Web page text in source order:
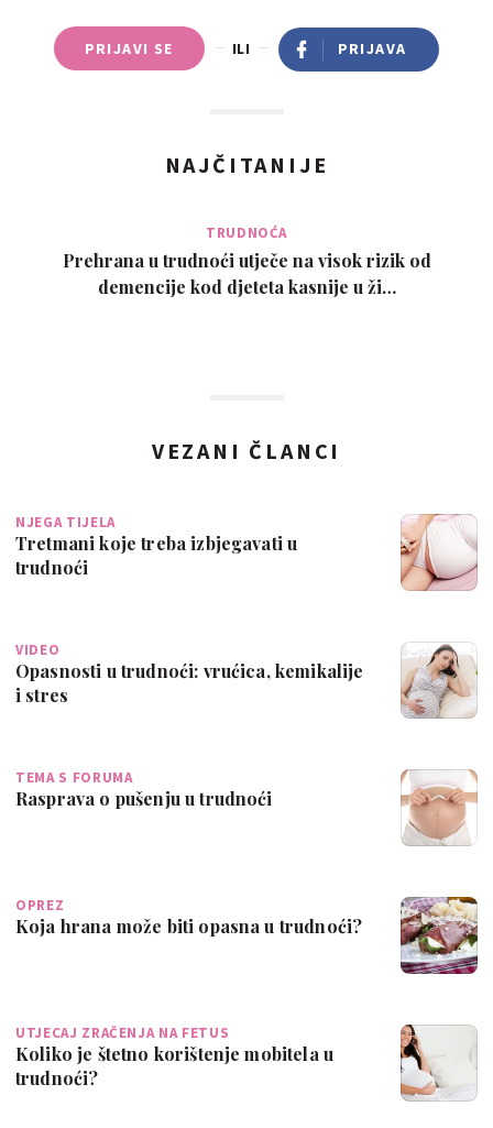
PRIJAVI SE ILI PRIJAVA
NAJČITANIJE
TRUDNOĆA
Prehrana u trudnoći utječe na visok rizik od
demencije kod djeteta kasnije u ži…
VEZANI ČLANCI
NJEGA TIJELA
Tretmani koje treba izbjegavati u
trudnoći
VIDEO
Opasnosti u trudnoći: vrućica, kemikalije
i stres
TEMA S FORUMA
Rasprava o pušenju u trudnoći
OPREZ
Koja hrana može biti opasna u trudnoći?
UTJECAJ ZRAČENJA NA FETUS
Koliko je štetno korištenje mobitela u
trudnoći?